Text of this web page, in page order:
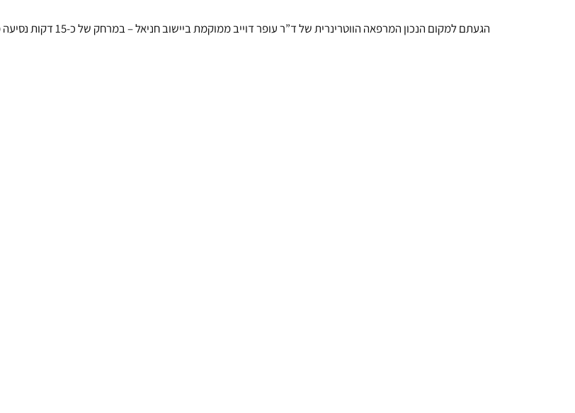
הגעתם למקום הנכון המרפאה הווטרינרית של ד”ר עופר דוייב ממוקמת ביישוב חניאל – במרחק של כ-15 דקות נסיעה מתל מונד, ומעניקה טיפול מסור לחיות המחמד של תושבי האזור